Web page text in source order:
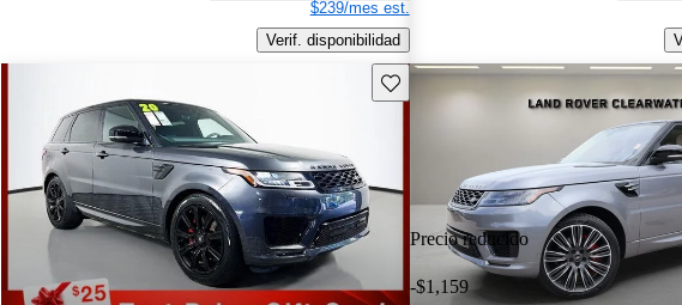
$239/mes est.
Verif. disponibilidad
Guarda este Aviso
Precio reducido
-$1,159